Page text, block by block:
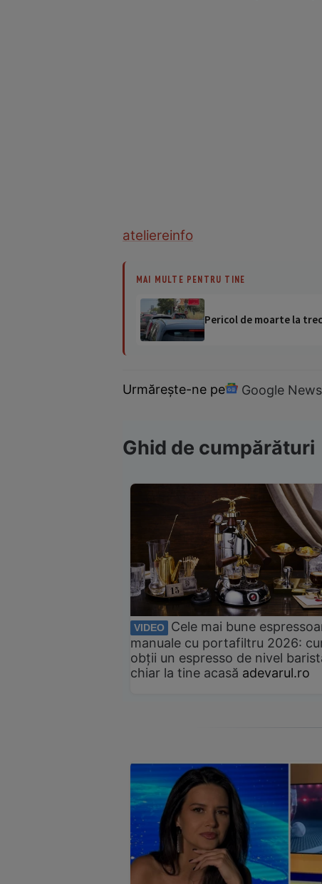
ateliereinfo
MAI MULTE PENTRU TINE
Pericol de moarte la
Urmărește-ne pe Google News
Ghid de cumpărături
VIDEO
Cele mai bune
manuale cu portafiltru 2026:
obții un espresso de nivel
chiar la tine acasă adevarul.ro